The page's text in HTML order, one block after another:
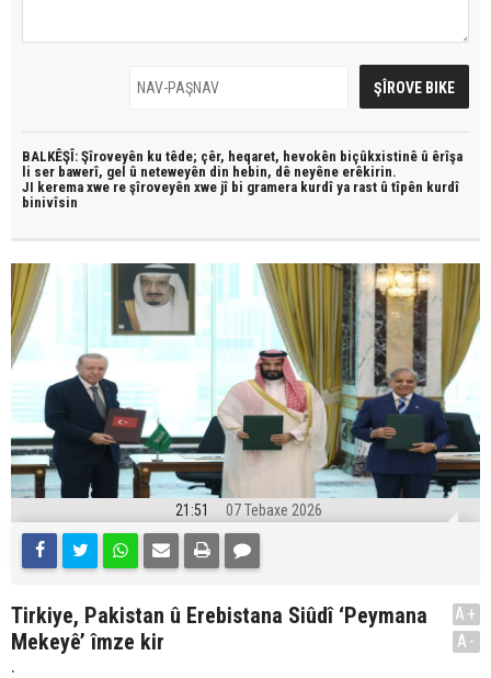
BALKÊŞÎ: Şîroveyên ku têde; çêr, heqaret, hevokên biçûkxistinê û êrîşa
li ser bawerî, gel û neteweyên din hebin, dê neyêne erêkirin.
JI kerema xwe re şîroveyên xwe jî bi gramera kurdî ya rast û tîpên kurdî
binivîsin
21:51 07 Tebaxe 2026
Tirkiye, Pakistan û Erebistana Siûdî ‘Peymana
Mekeyê’ îmze kir
.
A+
A-